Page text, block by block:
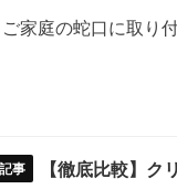
家庭の蛇口に取り
【徹底比較】